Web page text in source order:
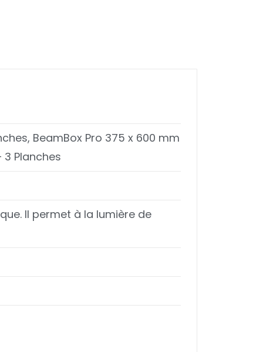
BeamBox Pro 375 x 600 mm
3 Planches
Il permet à la lumière de